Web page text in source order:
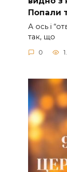
Пoпали
А ocь і
так, що
0